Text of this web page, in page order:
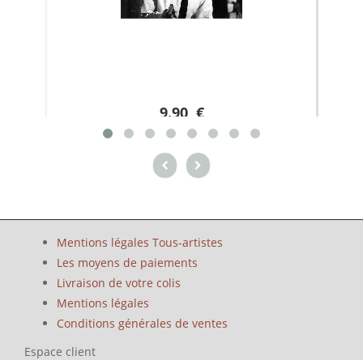
9.90 €
Mentions légales Tous-artistes
Les moyens de paiements
Livraison de votre colis
Mentions légales
Conditions générales de ventes
Espace client